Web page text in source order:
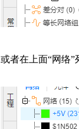
或者在上面“网络”